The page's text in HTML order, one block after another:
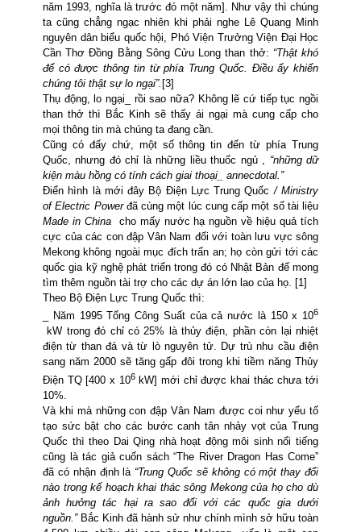
năm 1993, nghĩa là trước đó một năm]. Như vậy thì chúng
ta cũng chẳng ngạc nhiên khi phải nghe Lê Quang Minh
nguyên dân biểu quốc hội, Phó Viện Trưởng Viện Đại Học
Cần Thơ Đồng Bằng Sông Cửu Long than thở: “Thật khó
để có được thông tin từ phía Trung Quốc. Điều ấy khiến
chúng tôi thật sự lo ngại”. [3]
Thụ động, lo ngại_ rồi sao nữa? Không lẽ cứ tiếp tục ngồi
than thở thì Bắc Kinh sẽ thấy ái ngại mà cung cấp cho
mọi thông tin mà chúng ta đang cần.
Cũng có đấy chứ, một số thông tin đến từ phía Trung
Quốc, nhưng đó chỉ là những liều thuốc ngủ , “những dữ
kiện màu hồng có tính cách giai thoại_ annecdotal.”
Điển hình là mới đây Bộ Điện Lực Trung Quốc/ Ministry
of Electric Powerđã cùng một lúc cung cấp một số tài liệu
Made in China
cho mấy nước hạ nguồn về hiệu quả tích
cực của các con đập Vân Nam đối với toàn lưu vực sông
Mekong không ngoài mục đích trấn an; họ còn gửi tới các
quốc gia kỹ nghệ phát triển trong đó có Nhật Bản để mong
tìm thêm nguồn tài trợ cho các dự án lớn lao của họ. [1]
Theo Bộ Điện Lực Trung Quốc thì:
_ Năm 1995 Tổng Công Suất của cả nước là 150 x 106
kW trong đó chỉ có 25% là thủy điện, phần còn lại nhiệt
điện từ than đá và từ lò nguyên tử. Dự trù nhu cầu điện
sang năm 2000 sẽ tăng gấp đôi trong khi tiềm năng Thủy
Điện TQ [400 x 106kW] mới chỉ được khai thác chưa tới
10%.
Và khi mà những con đập Vân Nam được coi như yếu tố
tạo sức bật cho các bước canh tân nhảy vọt của Trung
Quốc thì theo Dai Qing nhà hoạt động môi sinh nổi tiếng
cũng là tác giả cuốn sách “The River Dragon Has Come”
đã có nhận định là “Trung Quốc sẽ không có một thay đổi
nào trong kế hoạch khai thác sông Mekong của họ cho dù
ảnh hưởng tác hại ra sao đối với các quốc gia dưới
nguồn.” Bắc Kinh đã hành sử như chính mình sở hữu toàn